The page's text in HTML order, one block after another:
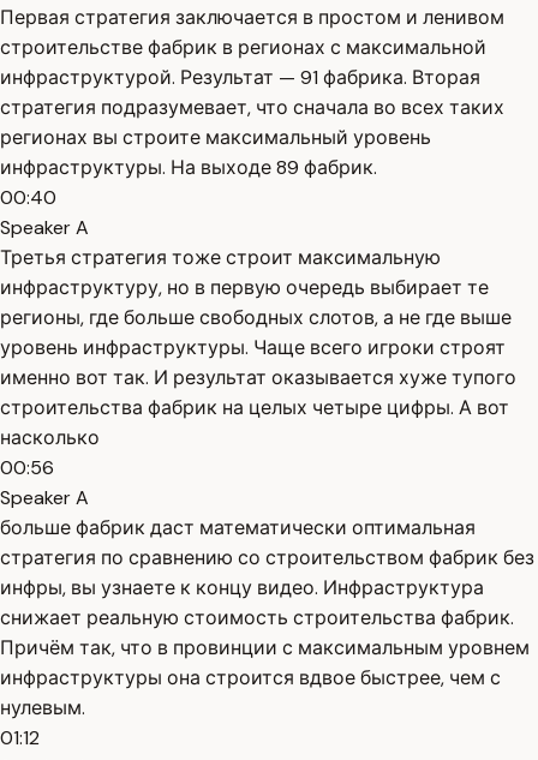
Первая стратегия заключается в простом и ленивом
строительстве фабрик в регионах с максимальной
инфраструктурой. Результат — 91 фабрика. Вторая
стратегия подразумевает, что сначала во всех таких
регионах вы строите максимальный уровень
инфраструктуры. На выходе 89 фабрик.
00:40
Speaker A
Третья стратегия тоже строит максимальную
инфраструктуру, но в первую очередь выбирает те
регионы, где больше свободных слотов, а не где выше
уровень инфраструктуры. Чаще всего игроки строят
именно вот так. И результат оказывается хуже тупого
строительства фабрик на целых четыре цифры. А вот
насколько
00:56
Speaker A
больше фабрик даст математически оптимальная
стратегия по сравнению со строительством фабрик без
инфры, вы узнаете к концу видео. Инфраструктура
снижает реальную стоимость строительства фабрик.
Причём так, что в провинции с максимальным уровнем
инфраструктуры она строится вдвое быстрее, чем с
нулевым.
01:12